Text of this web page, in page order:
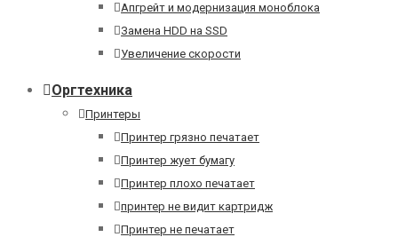
Апгрейт и модернизация моноблока
Замена HDD на SSD
Увеличение скорости
Оргтехника
Принтеры
Принтер грязно печатает
Принтер жует бумагу
Принтер плохо печатает
принтер не видит картридж
Принтер не печатает